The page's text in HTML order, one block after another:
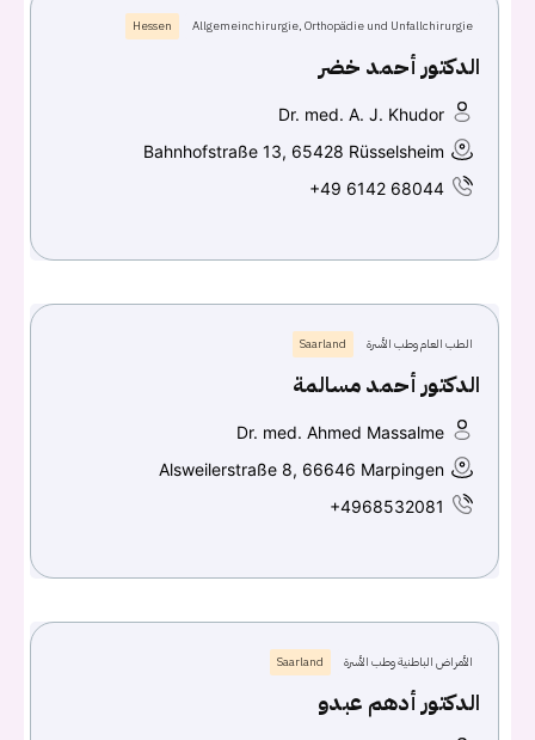
Allgemeinchirurgie, Orthopädie und Unfallchirurgie
Hessen
الدكتور أحمد خضر
Dr. med. A. J. Khudor
Bahnhofstraße 13, 65428 Rüsselsheim
+49 6142 68044
الطب العام وطب الأسرة Saarland
الدكتور أحمد مسالمة
Dr. med. Ahmed Massalme
Alsweilerstraße 8, 66646 Marpingen
+4968532081
الأمراض الباطنية وطب الأسرة Saarland
الدكتور أدهم عبدو